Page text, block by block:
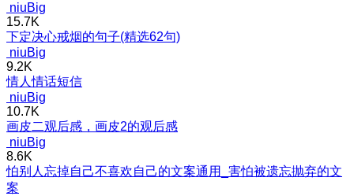
niuBig
15.7K
下定决心戒烟的句子(精选62句)
niuBig
9.2K
情人情话短信
niuBig
10.7K
画皮二观后感，画皮2的观后感
niuBig
8.6K
怕别人忘掉自己不喜欢自己的文案通用_害怕被遗忘抛弃的文
案